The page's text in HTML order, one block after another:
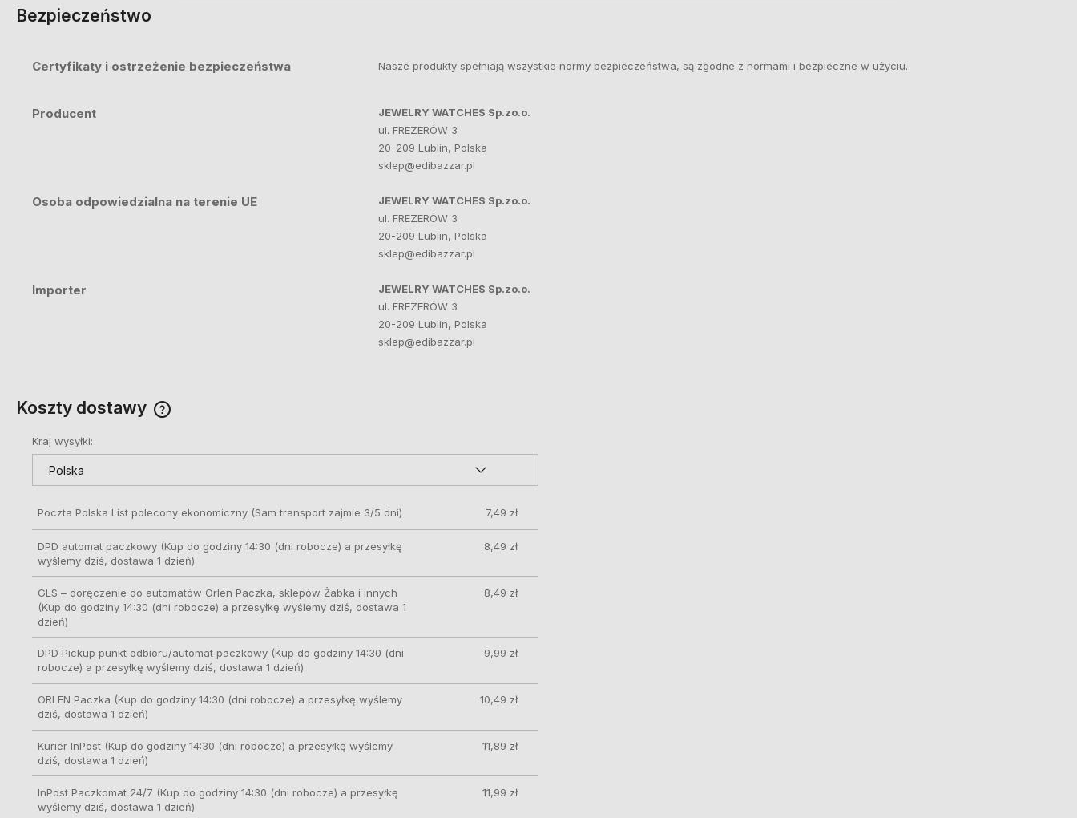
Bezpieczeństwo
Certyfikaty i ostrzeżenie bezpieczeństwa Nasze produkty spełniają wszystkie normy bezpieczeństwa, są zgodne z normami i bezpieczne w użyciu.
Producent
JEWELRY WATCHES Sp.zo.o.
ul. FREZERÓW 3
20-209 Lublin, Polska
sklep@edibazzar.pl
Osoba odpowiedzialna na terenie UE
JEWELRY WATCHES Sp.zo.o.
ul. FREZERÓW 3
20-209 Lublin, Polska
sklep@edibazzar.pl
Importer
JEWELRY WATCHES Sp.zo.o.
ul. FREZERÓW 3
20-209 Lublin, Polska
sklep@edibazzar.pl
Koszty dostawy
Kraj wysyłki:
Poczta Polska List polecony ekonomiczny (Sam transport zajmie 3/5 dni) 7,49 zł
DPD automat paczkowy(Kup do godziny 14:30 (dni robocze) a przesyłkę
wyślemy dziś, dostawa 1 dzień)
8,49 zł
GLS – doręczenie do automatów Orlen Paczka, sklepów Żabka i innych
(Kup do godziny 14:30 (dni robocze) a przesyłkę wyślemy dziś, dostawa 1
dzień)
8,49 zł
DPD Pickup punkt odbioru/automat paczkowy(Kup do godziny 14:30 (dni
robocze) a przesyłkę wyślemy dziś, dostawa 1 dzień)
9,99 zł
ORLEN Paczka (Kup do godziny 14:30 (dni robocze) a przesyłkę wyślemy
dziś, dostawa 1 dzień)
10,49 zł
Kurier InPost(Kup do godziny 14:30 (dni robocze) a przesyłkę wyślemy
dziś, dostawa 1 dzień)
11,89 zł
InPost Paczkomat 24/7 (Kup do godziny 14:30 (dni robocze) a przesyłkę
wyślemy dziś, dostawa 1 dzień)
11,99 zł